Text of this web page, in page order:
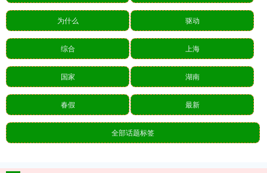
为什么 驱动
综合 上海
国家 湖南
春假 最新
全部话题标签